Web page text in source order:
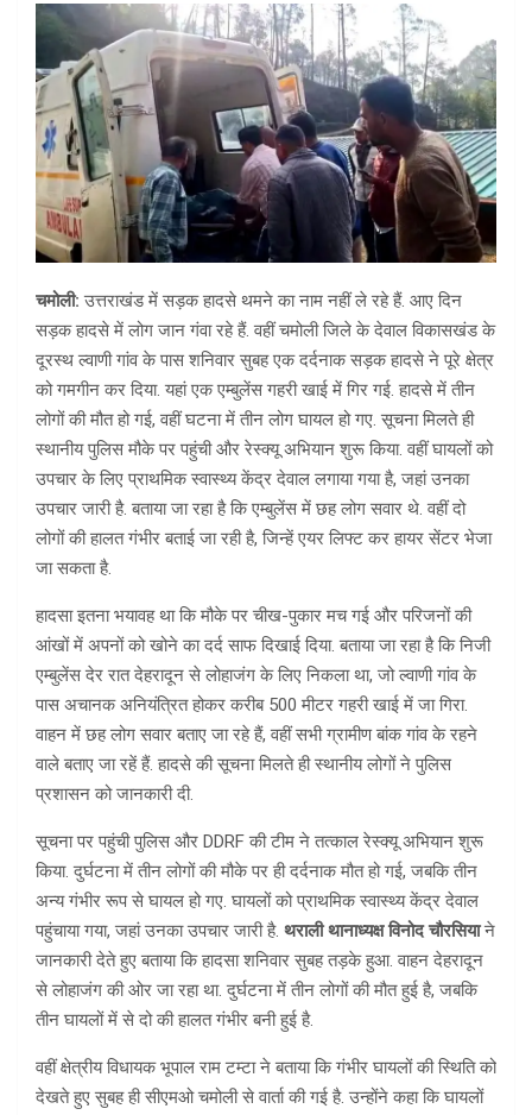
चमोली:उत्तराखंड में सड़क हादसे थमने का नाम नहीं ले रहे हैं. आए दिन
सड़क हादसे में लोग जान गंवा रहे हैं. वहीं चमोली जिले के देवाल विकासखंड के
दूरस्थ ल्वाणी गांव के पास शनिवार सुबह एक दर्दनाक सड़क हादसे ने पूरे क्षेत्र
को गमगीन कर दिया. यहां एक एम्बुलेंस गहरी खाई में गिर गई. हादसे में तीन
लोगों की मौत हो गई, वहीं घटना में तीन लोग घायल हो गए. सूचना मिलते ही
स्थानीय पुलिस मौके पर पहुंची और रेस्क्यू अभियान शुरू किया. वहीं घायलों को
उपचार के लिए प्राथमिक स्वास्थ्य केंद्र देवाल लगाया गया है, जहां उनका
उपचार जारी है. बताया जा रहा है कि एम्बुलेंस में छह लोग सवार थे. वहीं दो
लोगों की हालत गंभीर बताई जा रही है, जिन्हें एयर लिफ्ट कर हायर सेंटर भेजा
जा सकता है.
हादसा इतना भयावह था कि मौके पर चीख-पुकार मच गई और परिजनों की
आंखों में अपनों को खोने का दर्द साफ दिखाई दिया. बताया जा रहा है कि निजी
एम्बुलेंस देर रात देहरादून से लोहाजंग के लिए निकला था, जो ल्वाणी गांव के
पास अचानक अनियंत्रित होकर करीब 500 मीटर गहरी खाई में जा गिरा.
वाहन में छह लोग सवार बताए जा रहे हैं, वहीं सभी ग्रामीण बांक गांव के रहने
वाले बताए जा रहें हैं. हादसे की सूचना मिलते ही स्थानीय लोगों ने पुलिस
प्रशासन को जानकारी दी.
सूचना पर पहुंची पुलिस और DDRF की टीम ने तत्काल रेस्क्यू अभियान शुरू
किया. दुर्घटना में तीन लोगों की मौके पर ही दर्दनाक मौत हो गई, जबकि तीन
अन्य गंभीर रूप से घायल हो गए. घायलों को प्राथमिक स्वास्थ्य केंद्र देवाल
पहुंचाया गया, जहां उनका उपचार जारी है. थराली थानाध्यक्ष विनोद चौरसियाने
जानकारी देते हुए बताया कि हादसा शनिवार सुबह तड़के हुआ. वाहन देहरादून
से लोहाजंग की ओर जा रहा था. दुर्घटना में तीन लोगों की मौत हुई है, जबकि
तीन घायलों में से दो की हालत गंभीर बनी हुई है.
वहीं क्षेत्रीय विधायक भूपाल राम टम्टा ने बताया कि गंभीर घायलों की स्थिति को
देखते हुए सुबह ही सीएमओ चमोली से वार्ता की गई है. उन्होंने कहा कि घायलों